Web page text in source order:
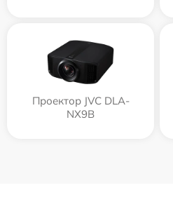
Проектор JVC DLA-
NX9B